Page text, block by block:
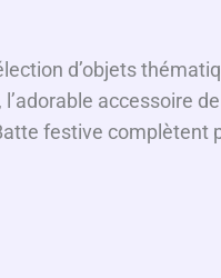
d’objets
accessoire
festive complètent